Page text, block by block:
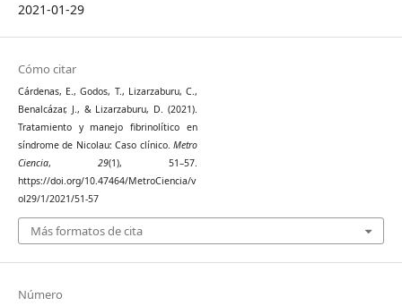
2021-01-29
Cómo citar
Cárdenas, E., Godos, T., Lizarzaburu, C.,
Benalcázar, J., & Lizarzaburu, D. (2021).
Tratamiento y manejo fibrinolítico en
síndrome de Nicolau: Caso clínico. Metro
Ciencia, 29(1), 51–57.
https://doi.org/10.47464/MetroCiencia/v
ol29/1/2021/51-57
Más formatos de cita
Número